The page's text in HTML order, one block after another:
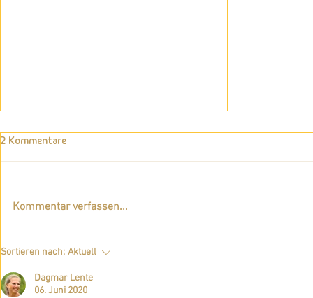
Neue Feedbacks zur Ausbildung
2 Kommentare
Kommentar verfassen...
Sortieren nach: Aktuell
Dagmar Lente
06. Juni 2020